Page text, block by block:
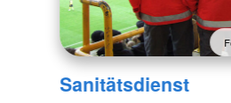
Sanitätsdienst